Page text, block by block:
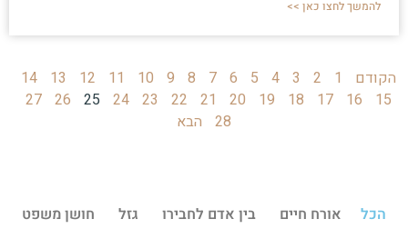
להמשך לחצו כאן >>
הקודם 1
2
3
4
5
6
7
8
9
10
11
12
13
14
15
16
17
18
19
20
21
22
23
24
25
26
27
28
הבא
הכל אורח חיים בין אדם לחבירו גזל
חושן משפט